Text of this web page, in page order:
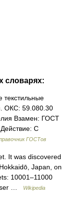
словарях:
ОКС: 59.080.30
Взамен: ГОСТ
С
ГОСТов
It was discovered
Japan, on
10001–11000
…
Wikipedia